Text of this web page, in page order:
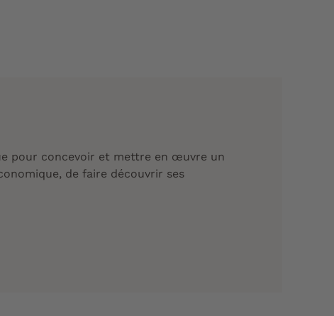
pour concevoir et mettre en œuvre un
de faire découvrir ses